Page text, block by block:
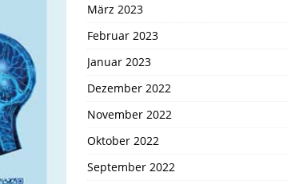
März 2023
Februar 2023
Januar 2023
Dezember 2022
November 2022
Oktober 2022
September 2022